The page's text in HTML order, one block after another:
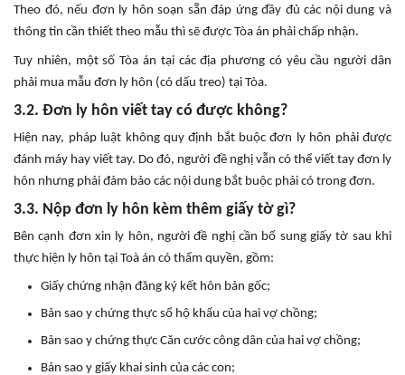
Theo đó, nếu đơn ly hôn soạn sẵn đáp ứng đầy đủ các nội dung và
thông tin cần thiết theo mẫu thì sẽ được Tòa án phải chấp nhận.
Tuy nhiên, một số Tòa án tại các địa phương có yêu cầu người dân
phải mua mẫu đơn ly hôn (có dấu treo) tại Tòa.
3.2. Đơn ly hôn viết tay có được không?
Hiện nay, pháp luật không quy định bắt buộc đơn ly hôn phải được
đánh máy hay viết tay. Do đó, người đề nghị vẫn có thể viết tay đơn ly
hôn nhưng phải đảm bảo các nội dung bắt buộc phải có trong đơn.
3.3. Nộp đơn ly hôn kèm thêm giấy tờ gì?
Bên cạnh đơn xin ly hôn, người đề nghị cần bổ sung giấy tờ sau khi
thực hiện ly hôn tại Toà án có thẩm quyền, gồm:
Giấy chứng nhận đăng ký kết hôn bản gốc;
Bản sao y chứng thực sổ hộ khẩu của hai vợ chồng;
Bản sao y chứng thực Căn cước công dân của hai vợ chồng;
Bản sao y giấy khai sinh của các con;